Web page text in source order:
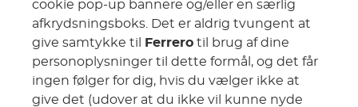
cookie pop-up bannere og/eller en særlig
afkrydsningsboks. Det er aldrig tvungent at
give samtykke til
Ferrero til brug af dine
personoplysninger til dette formål, og det får
ingen følger for dig, hvis du vælger ikke at
give det (udover at du ikke vil kunne nyde